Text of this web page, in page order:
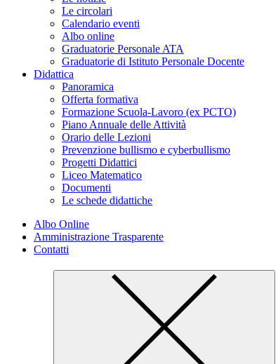
Le circolari
Calendario eventi
Albo online
Graduatorie Personale ATA
Graduatorie di Istituto Personale Docente
Didattica
Panoramica
Offerta formativa
Formazione Scuola-Lavoro (ex PCTO)
Piano Annuale delle Attività
Orario delle Lezioni
Prevenzione bullismo e cyberbullismo
Progetti Didattici
Liceo Matematico
Documenti
Le schede didattiche
Albo Online
Amministrazione Trasparente
Contatti